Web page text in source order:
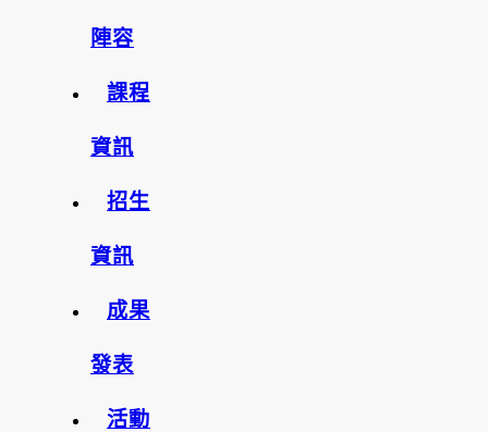
陣容
課程
資訊
招生
資訊
成果
發表
活動